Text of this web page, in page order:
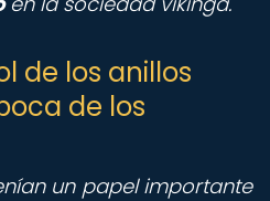
de los anillos
de los
un papel importante